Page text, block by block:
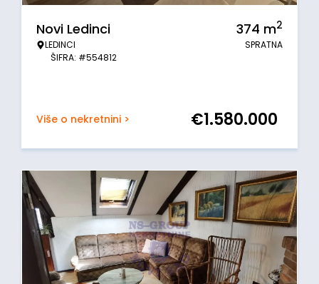
Novi Ledinci
LEDINCI
ŠIFRA: #554812
374 m2
SPRATNA
Više o nekretnini > €1.580.000